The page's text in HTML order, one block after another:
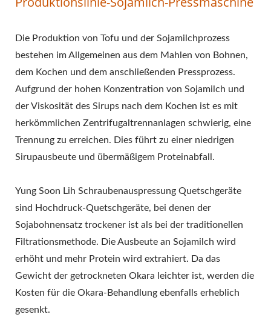
AUTOMATISCHE TOFU
MASCHINE,
AUTOMATISCHE TOFU
KOMMERZIELLE TOFU
MASCHINE, EINFACHER
TOFU MAKER,
FRITTIERTE TOFU
MASCHINE,
INDUSTRIELLE TOFU
HERSTELLUNG,
SOJAFUTTER
AUSRÜSTUNG, SOJA-
Die Produktion von Tofu und der Sojamilchprozess
bestehen im Allgemeinen aus dem Mahlen von Bohnen,
dem Kochen und dem anschließenden Pressprozess.
Aufgrund der hohen Konzentration von Sojamilch und
der Viskosität des Sirups nach dem Kochen ist es mit
herkömmlichen Zentrifugaltrennanlagen schwierig, eine
Trennung zu erreichen. Dies führt zu einer niedrigen
Sirupausbeute und übermäßigem Proteinabfall.
Yung Soon Lih Schraubenauspressung Quetschgeräte
sind Hochdruck-Quetschgeräte, bei denen der
Sojabohnensatz trockener ist als bei der traditionellen
Filtrationsmethode. Die Ausbeute an Sojamilch wird
erhöht und mehr Protein wird extrahiert. Da das
Gewicht der getrockneten Okara leichter ist, werden die
Kosten für die Okara-Behandlung ebenfalls erheblich
gesenkt.